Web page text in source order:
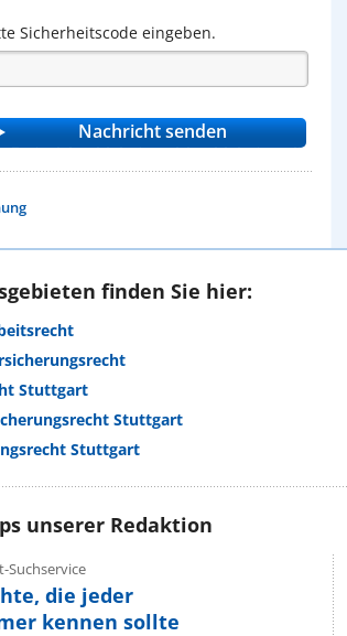
Sicherheitscode eingeben.
finden Sie hier:
Stuttgart
Stuttgart
Stuttgart
unserer Redaktion
Suchservice
die jeder
kennen sollte